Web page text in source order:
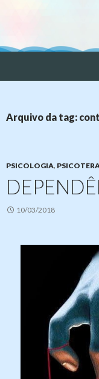
CONTEÚDO
Arquivo da tag:
PSICOLOGIA,
10/03/2018